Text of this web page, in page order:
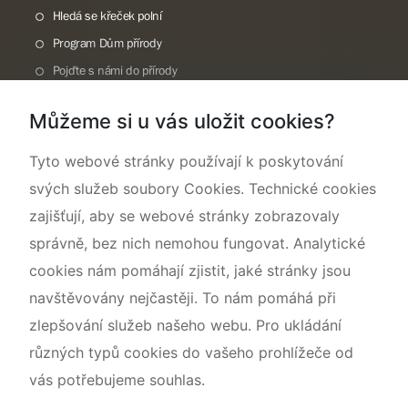
Hledá se křeček polní
Program Dům přírody
Pojďte s námi do přírody
Rok CHKO pod záštitou České komise pro UNESCO
Můžeme si u vás uložit cookies?
Tyto webové stránky používají k poskytování
svých služeb soubory Cookies. Technické cookies
zajišťují, aby se webové stránky zobrazovaly
správně, bez nich nemohou fungovat. Analytické
cookies nám pomáhají zjistit, jaké stránky jsou
navštěvovány nejčastěji. To nám pomáhá při
zlepšování služeb našeho webu. Pro ukládání
různých typů cookies do vašeho prohlížeče od
vás potřebujeme souhlas.